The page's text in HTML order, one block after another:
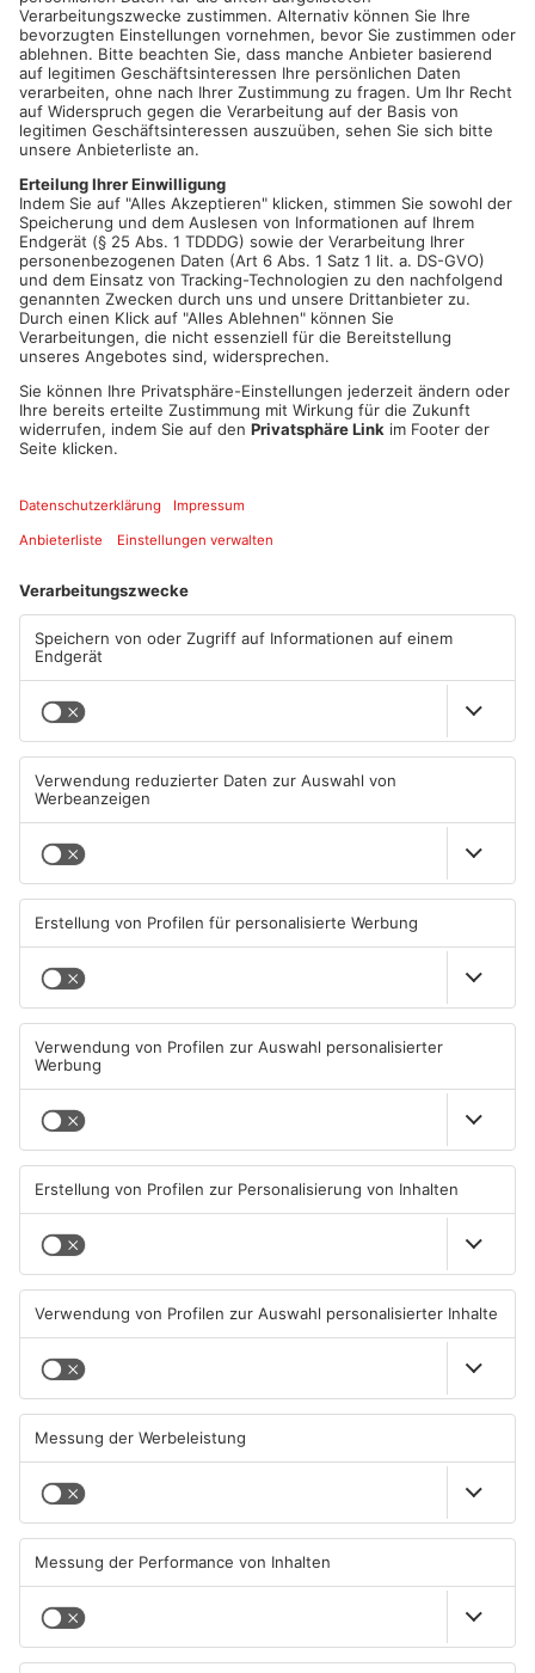
die ÖBB setzen auf FAIRTIQ und nutzen die von FAIRTIQ
betriebene Technologie in ihrer eigenen App.
So funktioniert eine Reise mit FAIRTIQ
Vor dem Einsteigen in Zug, Tram oder Bus checkt sich der
Fahrgast in der App mit einer Wischbewegung ein. Damit hat er
oder sie eine gültige Fahrkarte für den gesamten öffentlichen
Verkehr in der entsprechenden Region. Am Zielort
angekommen, beendet ein weiterer „Wisch“ die
Kostenerfassung. Die App erkennt die gefahrene Strecke
anhand der Standortermittlung und verrechnet das
preisoptimale Ticket.
Über die Verkehrsgemeinschaft am Bayerischen Untermain
(VAB)
Die Verkehrsgemeinschaft am Bayerischen Untermain GmbH
(VAB) mit Sitz in Aschaffenburg wurde 1995 gegründet, 2017
neu organisiert und in eine GmbH überführt. Unter dem Dach
der VAB fahren Busse und Züge mehrerer Unternehmen am
Bayerischen Untermain. Es bestehen ein einheitliches
Tarifsystem und ein abgestimmter Fahrplan.
ANZEIGE
Mehr aus
Primaveraland
Diese Maislabyrinthe im
Primaveraland haben schon
geöffnet
08.08.2026, 09:45 UHR IN
PRIMAVERALAND
TOPNEWS
Primaveraland
08.08.2026, 09:39 UHR IN
PRIMAVERALAND
Beobachtungsflüge im
Primaveraland wegen
Waldbrandgefahr
08.08.2026, 09:33 UHR IN
PRIMAVERALAND
Aschaffenburg und
Miltenberg früher abgeholt
07.08.2026, 09:25 UHR IN